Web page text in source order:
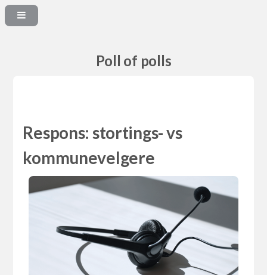
Poll of polls
Respons: stortings- vs
kommunevelgere